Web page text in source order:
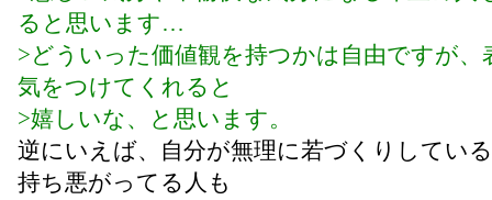
ると思います…
>どういった価値観を持つかは自由ですが、
気をつけてくれると
>嬉しいな、と思います。
逆にいえば、自分が無理に若づくりしてい
持ち悪がってる人も